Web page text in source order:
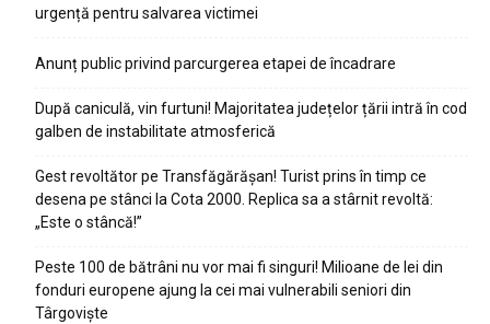
urgență pentru salvarea victimei
Anunț public privind parcurgerea etapei de încadrare
După caniculă, vin furtuni! Majoritatea județelor țării intră în cod
galben de instabilitate atmosferică
Gest revoltător pe Transfăgărășan! Turist prins în timp ce
desena pe stânci la Cota 2000. Replica sa a stârnit revoltă:
„Este o stâncă!”
Peste 100 de bătrâni nu vor mai fi singuri! Milioane de lei din
fonduri europene ajung la cei mai vulnerabili seniori din
Târgoviște